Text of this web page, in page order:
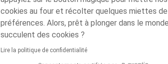
cookies au four et récolter quelques miettes
préférences. Alors, prêt à plonger dans le monde
succulent des cookies ?
Lire la politique de confidentialité
MODES DE